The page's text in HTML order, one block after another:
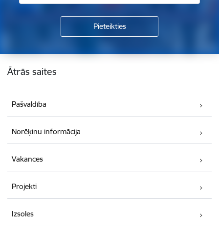
Kājene
Ātrās saites
Pašvaldība
Norēķinu informācija
Vakances
Projekti
Izsoles